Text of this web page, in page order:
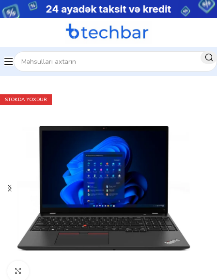
Ev Noutbuklar Biznes noutbukları
STOKDA YOXDUR